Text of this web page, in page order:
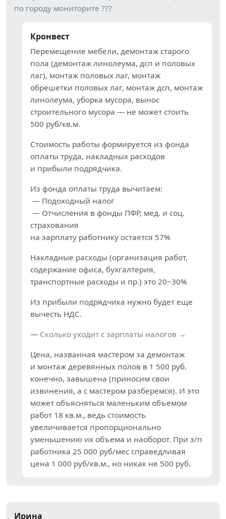
по городу мониторите ???
Кронвест
Перемещение мебели, демонтаж старого
пола (демонтаж линолеума, дсп и половых
лаг), монтаж половых лаг, монтаж
обрешетки половых лаг, монтаж дсп, монтаж
линолеума, уборка мусора, вынос
строительного мусора — не может стоить
500 руб/кв.м.
Стоимость работы формируется из фонда
оплаты труда, накладных расходов
и прибыли подрядчика.
Из фонда оплаты труда вычитаем:
— Подоходный налог
— Отчисления в фонды ПФР, мед. и соц.
страхования
на зарплату работнику остается 57%
Накладные расходы (организация работ,
содержание офиса, бухгалтерия,
транспортные расходы и пр.) это 20−30%
Из прибыли подрядчика нужно будет еще
вычесть НДС.
— Сколько уходит с зарплаты налогов →
Цена, названная мастером за демонтаж
и монтаж деревянных полов в 1 500 руб.
конечно, завышена (приносим свои
извинения, а с мастером разберемся). И это
может объясняться маленьким объемом
работ 18 кв.м., ведь стоимость
увеличивается пропорционально
уменьшению их объема и наоборот. При з/п
работника 25 000 руб/мес справедливая
цена 1 000 руб/кв.м., но никак не 500 руб.
Ирина